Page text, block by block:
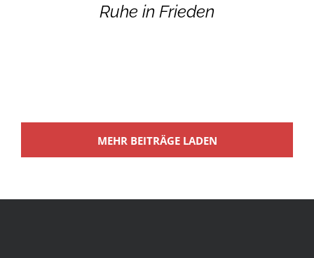
Ruhe in Frieden
MEHR BEITRÄGE LADEN